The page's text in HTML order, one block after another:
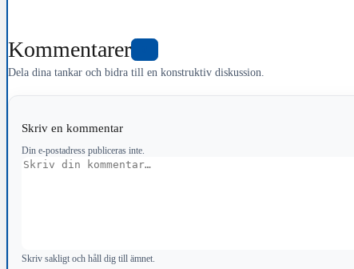
Kommentarer
Dela dina tankar och bidra till en konstruktiv diskussion.
Skriv en kommentar
Din e-postadress publiceras inte.
Kommentar
Skriv sakligt och håll dig till ämnet.